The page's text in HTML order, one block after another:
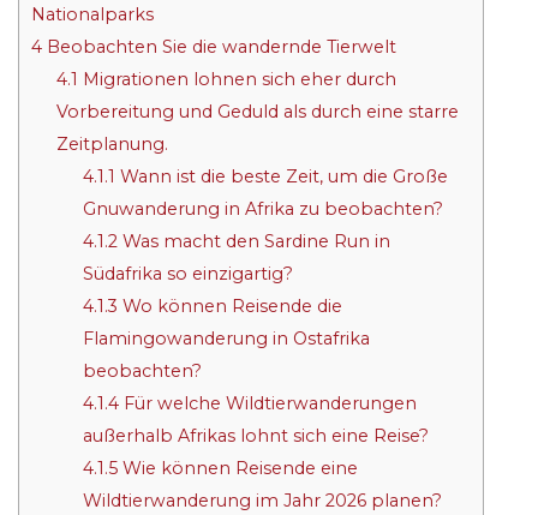
Nationalparks
4 Beobachten Sie die wandernde Tierwelt
4.1 Migrationen lohnen sich eher durch
Vorbereitung und Geduld als durch eine starre
Zeitplanung.
4.1.1 Wann ist die beste Zeit, um die Große
Gnuwanderung in Afrika zu beobachten?
4.1.2 Was macht den Sardine Run in
Südafrika so einzigartig?
4.1.3 Wo können Reisende die
Flamingowanderung in Ostafrika
beobachten?
4.1.4Für welche Wildtierwanderungen
außerhalb Afrikas lohnt sich eine Reise?
4.1.5Wie können Reisende eine
Wildtierwanderung im Jahr 2026 planen?